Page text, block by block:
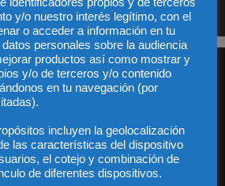
Audiencia y Publicidad
Quiénes somos
y/o nuestro interés legítimo, con el
o acceder a información en tu
personales sobre la audiencia
productos así como mostrar y
y/o de terceros y/o contenido
en tu navegación (por
incluyen la geolocalización
las características del dispositivo
el cotejo y combinación de
de diferentes dispositivos.